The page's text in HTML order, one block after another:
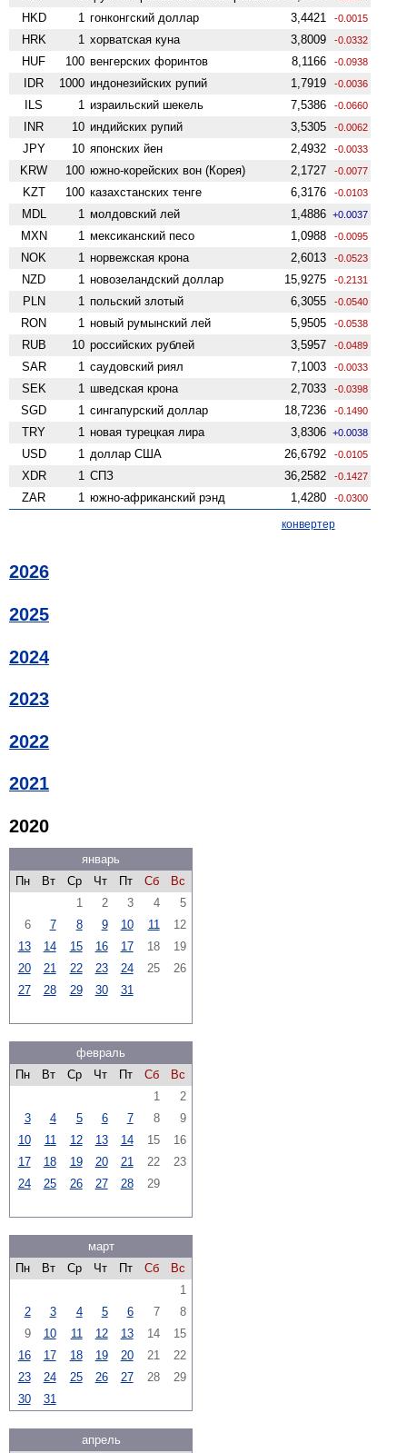
HKD 1 гонконгский доллар 3,4421 -0.0015
HRK 1 хорватская куна 3,8009 -0.0332
HUF 100 венгерских форинтов 8,1166 -0.0938
IDR 1000 индонезийских рупий 1,7919 -0.0036
ILS 1 израильский шекель 7,5386 -0.0660
INR 10 индийских рупий 3,5305 -0.0062
JPY 10 японских йен 2,4932 -0.0033
KRW 100 южно-корейских вон (Корея) 2,1727 -0.0077
KZT 100 казахстанских тенге 6,3176 -0.0103
MDL 1 молдовский лей 1,4886 +0.0037
MXN 1 мексиканский песо 1,0988 -0.0095
NOK 1 норвежская крона 2,6013 -0.0523
NZD 1 ново­зеландский доллар 15,9275 -0.2131
PLN 1 польский злотый 6,3055 -0.0540
RON 1 новый румынский лей 5,9505 -0.0538
RUB 10 российских рублей 3,5957 -0.0489
SAR 1 саудовский риял 7,1003 -0.0033
SEK 1 шведская крона 2,7033 -0.0398
SGD 1 сингапурский доллар 18,7236 -0.1490
TRY 1 новая турецкая лира 3,8306 +0.0038
USD 1 доллар США 26,6792 -0.0105
XDR 1 СПЗ 36,2582 -0.1427
ZAR 1 южно-африканский рэнд 1,4280 -0.0300
конвертер
2026
2025
2024
2023
2022
2021
2020
январь
Пн
Вт Ср Чт Пт Сб
Вс
1
2 3 4
5
6
7 8 9 10 11
12
13
14 15 16 17 18
19
20
21 22 23 24 25
26
27
28 29 30 31
февраль
Пн
Вт Ср Чт Пт Сб
Вс
1
2
3
4 5 6 7 8
9
10
11 12 13 14 15
16
17
18 19 20 21 22
23
24
25 26 27 28 29
март
Пн
Вт Ср Чт Пт Сб
Вс
1
2
3 4 5 6 7
8
9
10 11 12 13 14
15
16
17 18 19 20 21
22
23
24 25 26 27 28
29
30
31
апрель